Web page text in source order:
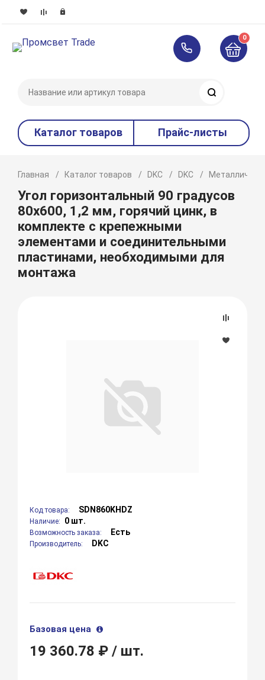
0
Каталог товаров Прайс-листы
Главная Каталог товаров DKC DKC
Угол горизонтальный 90 градусов
80х600, 1,2 мм, горячий цинк, в
комплекте с крепежными
элементами и соединительными
пластинами, необходимыми для
монтажа
Код товара: SDN860KHDZ
Наличие: 0 шт.
Возможность заказа: Есть
Производитель: DKC
Базовая цена
19 360.78 ₽/ шт.